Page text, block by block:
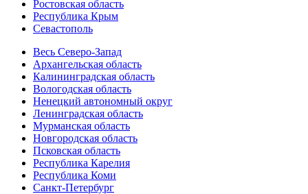
Ростовская область
Республика Крым
Севастополь
Весь Северо-Запад
Архангельская область
Калининградская область
Вологодская область
Ненецкий автономный округ
Ленинградская область
Мурманская область
Новгородская область
Псковская область
Республика Карелия
Республика Коми
Санкт-Петербург